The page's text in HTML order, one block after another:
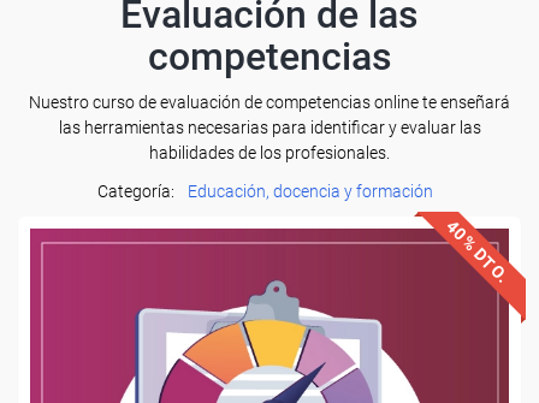
Evaluación de las
competencias
Nuestro curso de evaluación de competencias online te enseñará
las herramientas necesarias para identificar y evaluar las
habilidades de los profesionales.
Categoría:
Educación, docencia y formación
40% DTO.